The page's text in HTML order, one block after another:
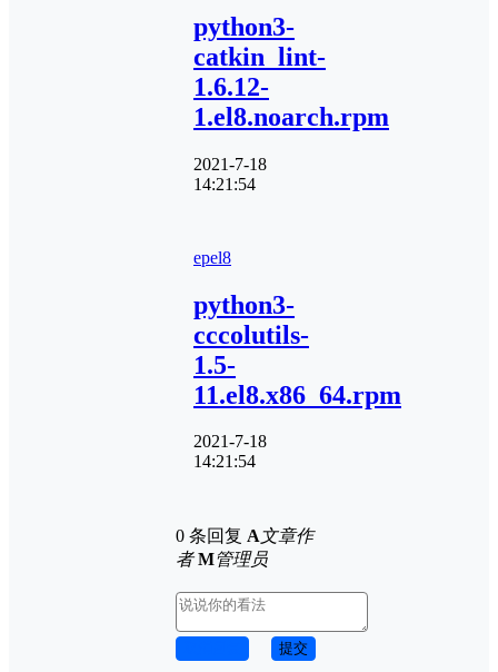
python3-
catkin_lint-
1.6.12-
1.el8.noarch.rpm
2021-7-18
14:21:54
epel8
python3-
cccolutils-
1.5-
11.el8.x86_64.rpm
2021-7-18
14:21:54
0 条回复 A文章作
者 M管理员
提交